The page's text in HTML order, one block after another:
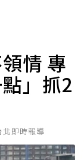
情 專
」抓2
即時報導